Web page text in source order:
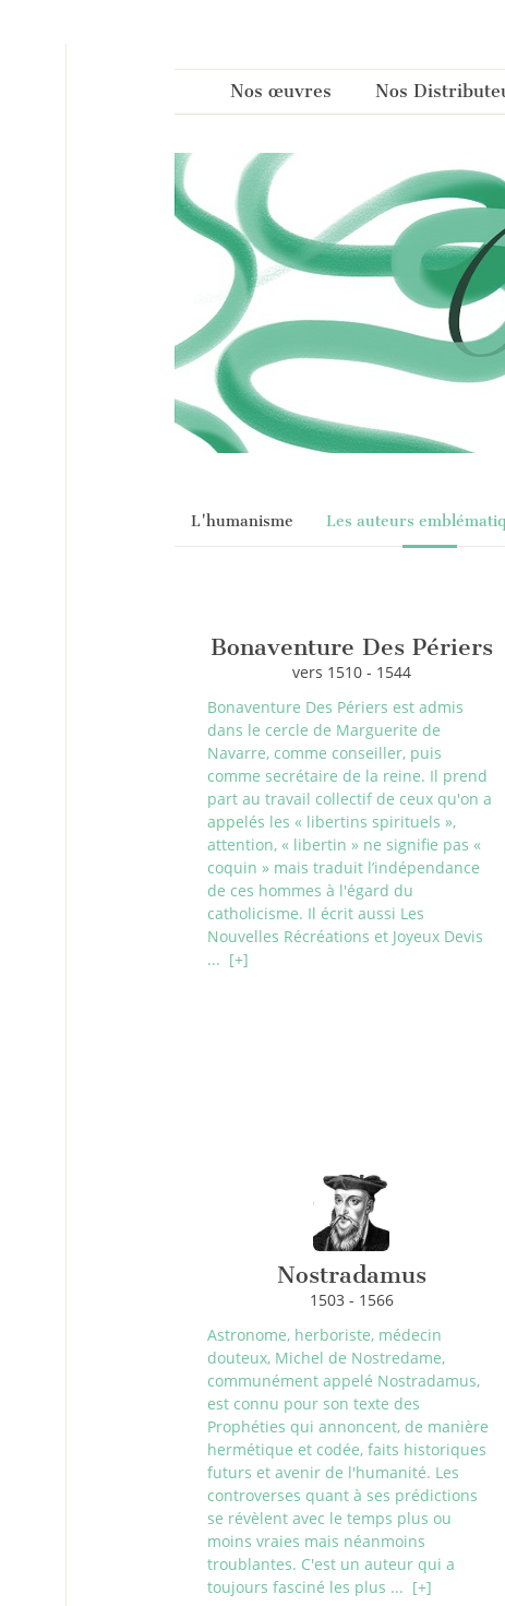
Nos œuvres Nos
L'humanisme Les auteurs
Bonaventure Des Périers
vers 1510 - 1544
Bonaventure Des Périers est admis
dans le cercle de Marguerite de
Navarre, comme conseiller, puis
comme secrétaire de la reine. Il prend
part au travail collectif de ceux qu'on a
appelés les « libertins spirituels »,
attention, « libertin » ne signifie pas «
coquin » mais traduit l’indépendance
de ces hommes à l'égard du
catholicisme. Il écrit aussi Les
Nouvelles Récréations et Joyeux Devis
... [+]
Nostradamus
1503 - 1566
Astronome, herboriste, médecin
douteux, Michel de Nostredame,
communément appelé Nostradamus,
est connu pour son texte des
Prophéties qui annoncent, de manière
hermétique et codée, faits historiques
futurs et avenir de l'humanité. Les
controverses quant à ses prédictions
se révèlent avec le temps plus ou
moins vraies mais néanmoins
troublantes. C'est un auteur qui a
toujours fasciné les plus ... [+]